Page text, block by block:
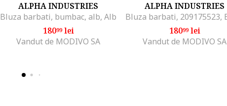
ALPHA INDUSTRIES
Bluza barbati, bumbac, alb, Alb
18099lei
Vandut de MODIVO SA
ALPHA INDUSTRIES
18099lei
Vandut de MODIVO SA